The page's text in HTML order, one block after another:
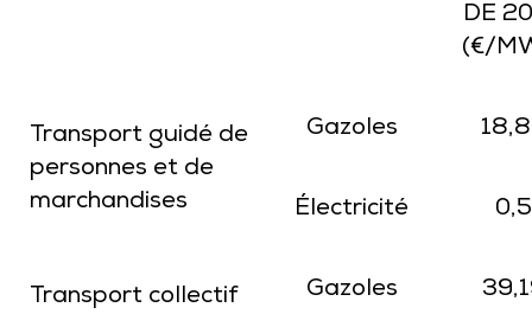
DE
(€/
Transport guidé de
personnes et de
marchandises
Gazoles
Électricité 0,5
Transport collectif
Gazoles